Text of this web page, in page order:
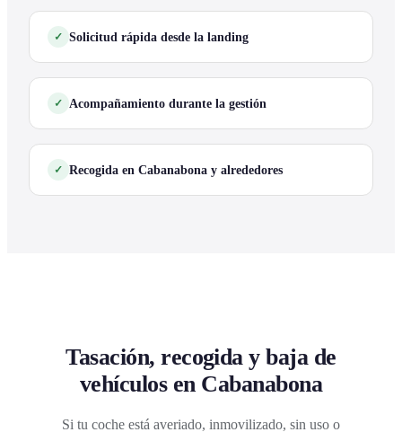
Solicitud rápida desde la landing
Acompañamiento durante la gestión
Recogida en Cabanabona y alrededores
Tasación, recogida y baja de
vehículos en Cabanabona
Si tu coche está averiado, inmovilizado, sin uso o